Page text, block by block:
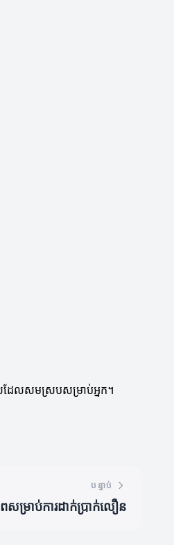
សដែលសមស្របសម្រាប់អ្នក។
បន្ទាប់
ម្រាប់ការដាក់ប្រាក់លឿន